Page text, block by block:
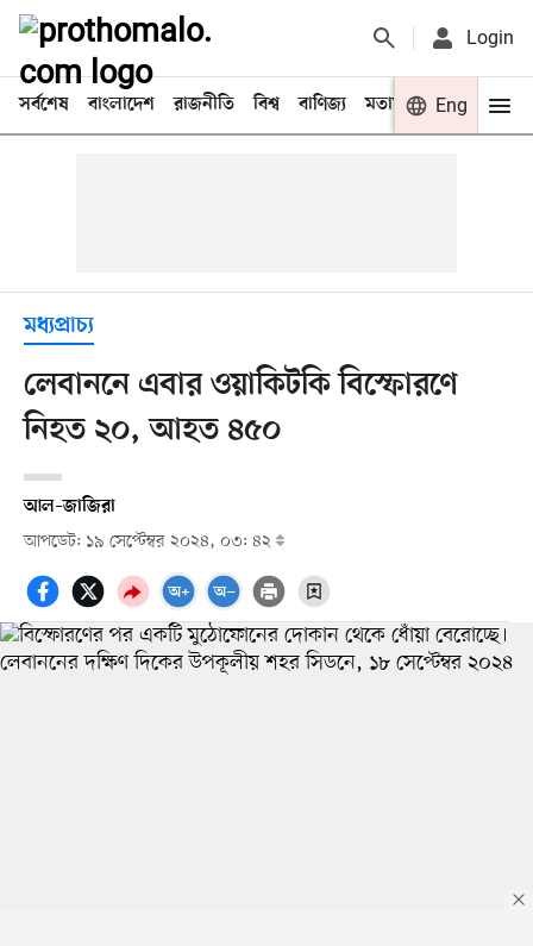
Login
সর্বশেষ বাংলাদেশ রাজনীতি বিশ্ব বাণিজ্য মতামত খেলা
Eng
মধ্যপ্রাচ্য
লেবাননে এবার ওয়াকিটকি বিস্ফোরণে
নিহত ২০, আহত ৪৫০
আল–জাজিরা
আপডেট: ১৯ সেপ্টেম্বর ২০২৪, ০৩: ৪২